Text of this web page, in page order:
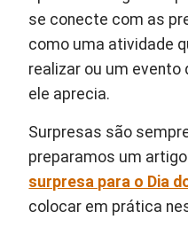
se conecte com as
como uma atividade
realizar ou um evento
ele aprecia.
Surpresas são
preparamos um
surpresa para o Dia
colocar em prática